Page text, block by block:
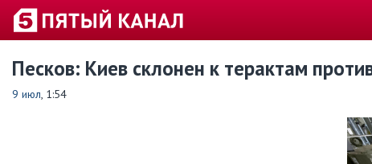
Песков: Киев склонен к терактам
9 июл, 1:54